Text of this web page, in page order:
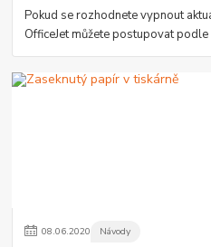
Pokud se rozhodnete vypnout
OfficeJet můžete postupovat
08.06.2020 Návody